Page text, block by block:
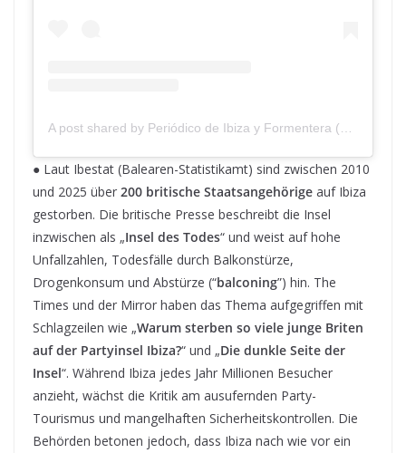
A post shared by Periódico de Ibiza y Formentera (@periodicoibiza)
● Laut Ibestat (Balearen-Statistikamt) sind zwischen 2010
und 2025 über 200 britische Staatsangehörige auf Ibiza
gestorben. Die britische Presse beschreibt die Insel
inzwischen als „Insel des Todes“ und weist auf hohe
Unfallzahlen, Todesfälle durch Balkonstürze,
Drogenkonsum und Abstürze (“balconing”) hin. The
Times und der Mirror haben das Thema aufgegriffen mit
Schlagzeilen wie „Warum sterben so viele junge Briten
auf der Partyinsel Ibiza?“ und „Die dunkle Seite der
Insel“. Während Ibiza jedes Jahr Millionen Besucher
anzieht, wächst die Kritik am ausufernden Party-
Tourismus und mangelhaften Sicherheitskontrollen. Die
Behörden betonen jedoch, dass Ibiza nach wie vor ein